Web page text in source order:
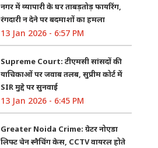
नगर में व्यापारी के घर ताबड़तोड़ फायरिंग,
रंगदारी न देने पर बदमाशों का हमला
13 Jan 2026 - 6:57 PM
Supreme Court: टीएमसी सांसदों की
याचिकाओं पर जवाब तलब, सुप्रीम कोर्ट में
SIR मुद्दे पर सुनवाई
13 Jan 2026 - 6:45 PM
Greater Noida Crime: ग्रेटर नोएडा
लिफ्ट चेन स्नैचिंग केस, CCTV वायरल होते